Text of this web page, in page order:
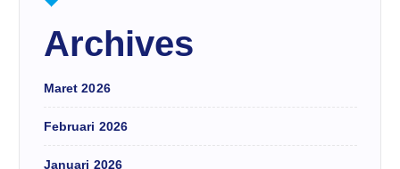
Archives
Maret 2026
Februari 2026
Januari 2026